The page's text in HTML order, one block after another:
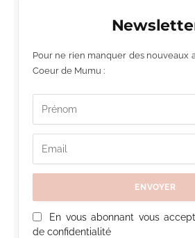
Pour ne rien manquer des nouveaux
Coeur de Mumu :
En vous abonnant vous
de confidentialité